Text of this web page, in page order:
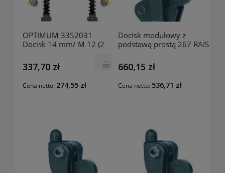
OPTIMUM 3352031
Docisk 14 mm/ M 12 (2
337,70 zł
Cena netto: 274,55 zł
Docisk modułowy z
podstawą prostą 267 RAIS
660,15 zł
Cena netto: 536,71 zł